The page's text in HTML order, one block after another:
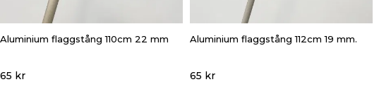
Aluminium flaggstång 110cm 22 mm
65 kr
Aluminium flaggstång 112cm 19 mm.
65 kr